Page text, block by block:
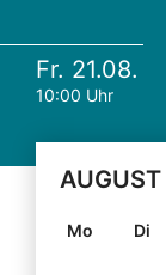
Fr. 21.08.
10:00 Uhr
AUGUST
Mo Di